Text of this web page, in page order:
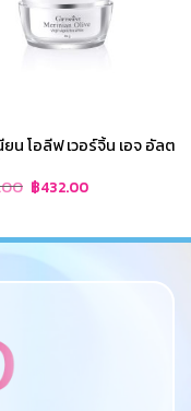
ยน โอลีฟ เวอร์จิ้น เอจ อัลต
Original
price
฿432.00Current
price